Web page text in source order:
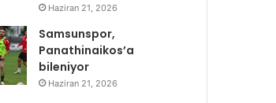
Haziran 21, 2026
Samsunspor,
Panathinaikos’a
bileniyor
Haziran 21, 2026